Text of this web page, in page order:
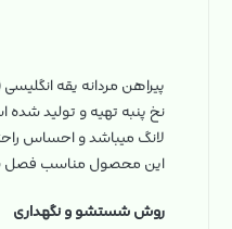
پیراهن مردانه یقه
نخ پنبه تهیه و تولید
لانگ میباشد و احساس
این محصول مناسب فصل
روش شستشو و نگهداری